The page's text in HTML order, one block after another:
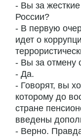
- Вы за
России?
- В первую
идет о
- Вы за отмену
- Да.
- Говорят, вы
которому до
стране
введены
- Верно.